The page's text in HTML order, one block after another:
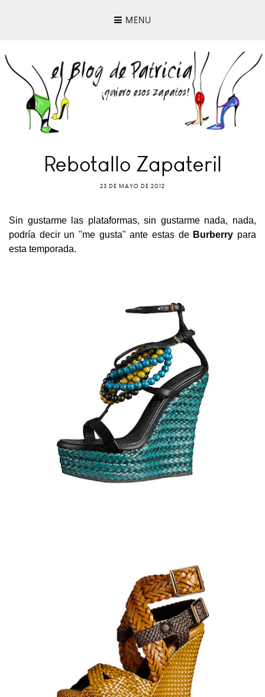
MENU
Rebotallo Zapateril
23 DE MAYO DE 2012
Sin gustarme las plataformas, sin gustarme nada, nada,
podría decir un "me gusta" ante estas de Burberry para
esta temporada.